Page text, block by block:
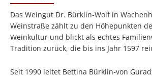
Das Weingut Dr. Bürklin-Wolf in
Weinstraße zählt zu den Höhepunkten
Weinkultur und blickt als echtes
Tradition zurück, die bis ins Jahr 1597
Seit 1990 leitet Bettina Bürklin-von